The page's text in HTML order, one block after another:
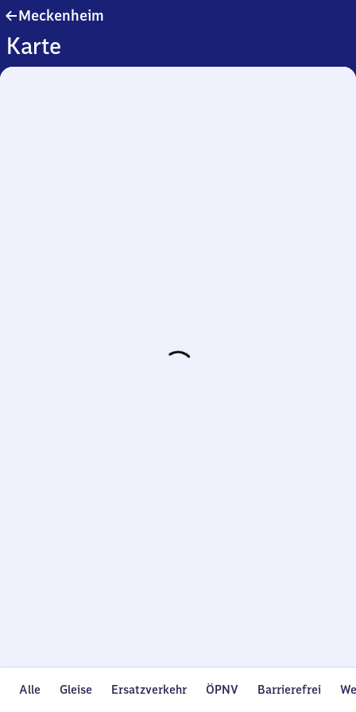
Meckenheim
Karte
Alle Gleise Ersatzverkehr ÖPNV Barrierefrei